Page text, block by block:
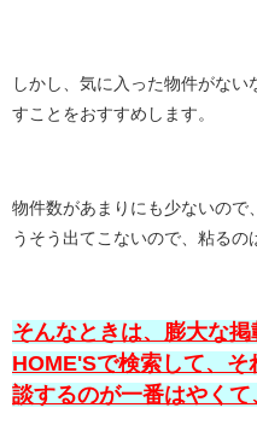
しかし、気に入った物件がな
すことをおすすめします。
物件数があまりにも少ないので
うそう出てこないので、粘るの
そんなときは、膨大な
HOME'Sで検索して、そ
談するのが一番はやくて